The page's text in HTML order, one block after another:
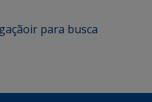
ir para busca